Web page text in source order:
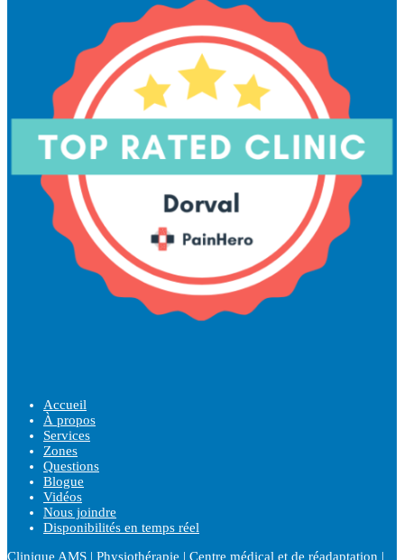
Accueil
À propos
Services
Zones
Questions
Blogue
Vidéos
Nous joindre
Disponibilités en temps réel
Clinique AMS | Physiothérapie | Centre médical et de réadaptation |